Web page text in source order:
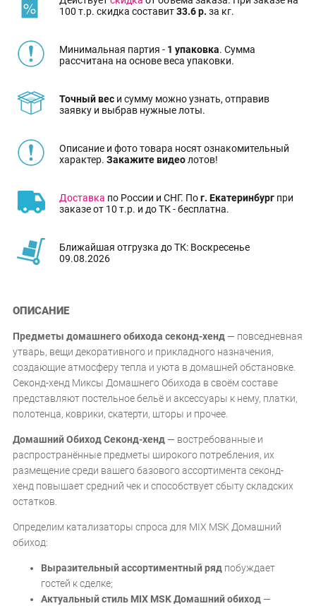
100 т.р. скидка составит33.6 р. за кг.
Минимальная партия - 1 упаковка. Сумма
рассчитана на основе веса упаковки.
Точный вес и сумму можно узнать, отправив
заявку и выбрав нужные лоты.
Описание и фото товара носят ознакомительный
характер. Закажите видеолотов!
Доставка по России и СНГ. Пог. Екатеринбург при
заказе от 10 т.р. и до ТК - бесплатна.
Ближайшая отгрузка до ТК: Воскресенье
09.08.2026
ОПИСАНИЕ
Предметы домашнего обихода секонд-хенд — повседневная
утварь, вещи декоративного и прикладного назначения,
создающие атмосферу тепла и уюта в домашней обстановке.
Секонд-хенд Миксы Домашнего Обихода в своём составе
представляют постельное бельё и аксессуары к нему, платки,
полотенца, коврики, скатерти, шторы и прочее.
Домашний Обиход Секонд-хенд — востребованные и
распространённые предметы широкого потребления, их
размещение среди вашего базового ассортимента секонд-
хенд повышает средний чек и способствует сбыту складских
остатков.
Определим катализаторы спроса для MIX MSK Домашний
обиход:
Выразительный ассортиментный ряд побуждает
гостей к сделке;
Актуальный стиль MIX MSK Домашний обиход —